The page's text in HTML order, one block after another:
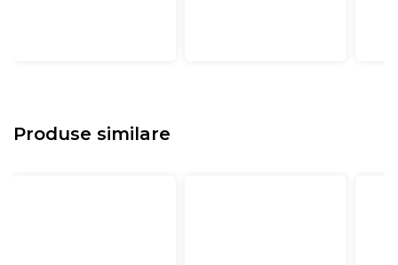
Produse similare